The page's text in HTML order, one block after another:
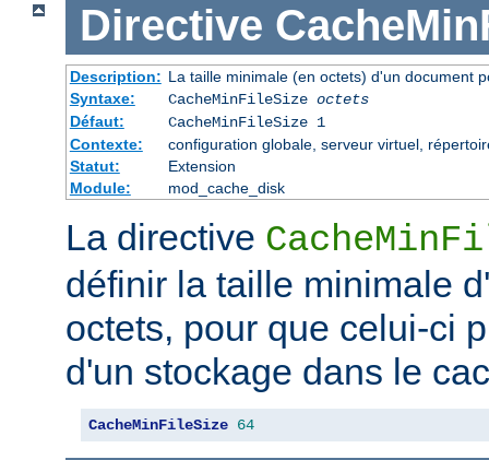
Directive
Description: La taille minimale (en octets) d'un document
Syntaxe:
CacheMinFileSize octets
Défaut:
CacheMinFileSize 1
Contexte:
configuration globale, serveur virtuel,
Statut:
Extension
Module:
mod_cache_disk
La directive
définir la taille minimale
octets, pour que celui-ci
d'un stockage dans le
CacheMinFileSize 64